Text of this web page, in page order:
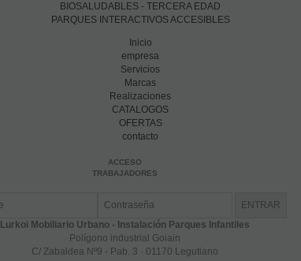
BIOSALUDABLES - TERCERA EDAD
PARQUES INTERACTIVOS ACCESIBLES
Inicio
empresa
Servicios
Marcas
Realizaciones
CATALOGOS
OFERTAS
contacto
ACCESO
TRABAJADORES
Lurkoi Mobiliario Urbano - Instalación Parques Infantiles
Polígono industrial Goiain
C/ Zabaldea Nº9 - Pab. 3 · 01170 Legutiano